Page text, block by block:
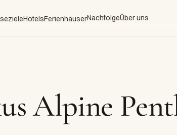
HotelsFerienhäuserNachfolgeÜber uns
Alpine